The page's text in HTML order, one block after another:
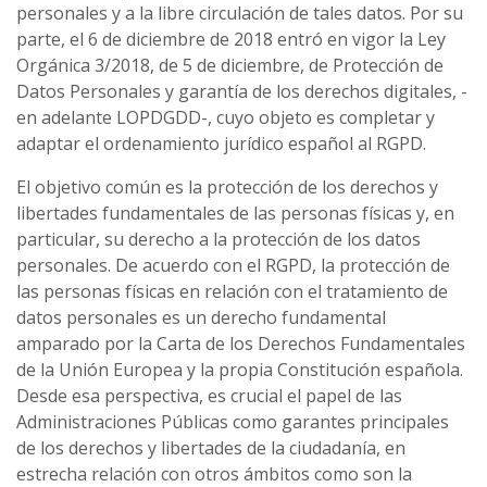
personales y a la libre circulación de tales datos. Por su
parte, el 6 de diciembre de 2018 entró en vigor la Ley
Orgánica 3/2018, de 5 de diciembre, de Protección de
Datos Personales y garantía de los derechos digitales, -
en adelante LOPDGDD-, cuyo objeto es completar y
adaptar el ordenamiento jurídico español al RGPD.
El objetivo común es la protección de los derechos y
libertades fundamentales de las personas físicas y, en
particular, su derecho a la protección de los datos
personales. De acuerdo con el RGPD, la protección de
las personas físicas en relación con el tratamiento de
datos personales es un derecho fundamental
amparado por la Carta de los Derechos Fundamentales
de la Unión Europea y la propia Constitución española.
Desde esa perspectiva, es crucial el papel de las
Administraciones Públicas como garantes principales
de los derechos y libertades de la ciudadanía, en
estrecha relación con otros ámbitos como son la